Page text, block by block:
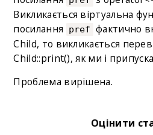
Викликається віртуальна
посилання
pref фактично
Child, то викликається
Child::print(), як ми і
Проблема вирішена.
Оцінити